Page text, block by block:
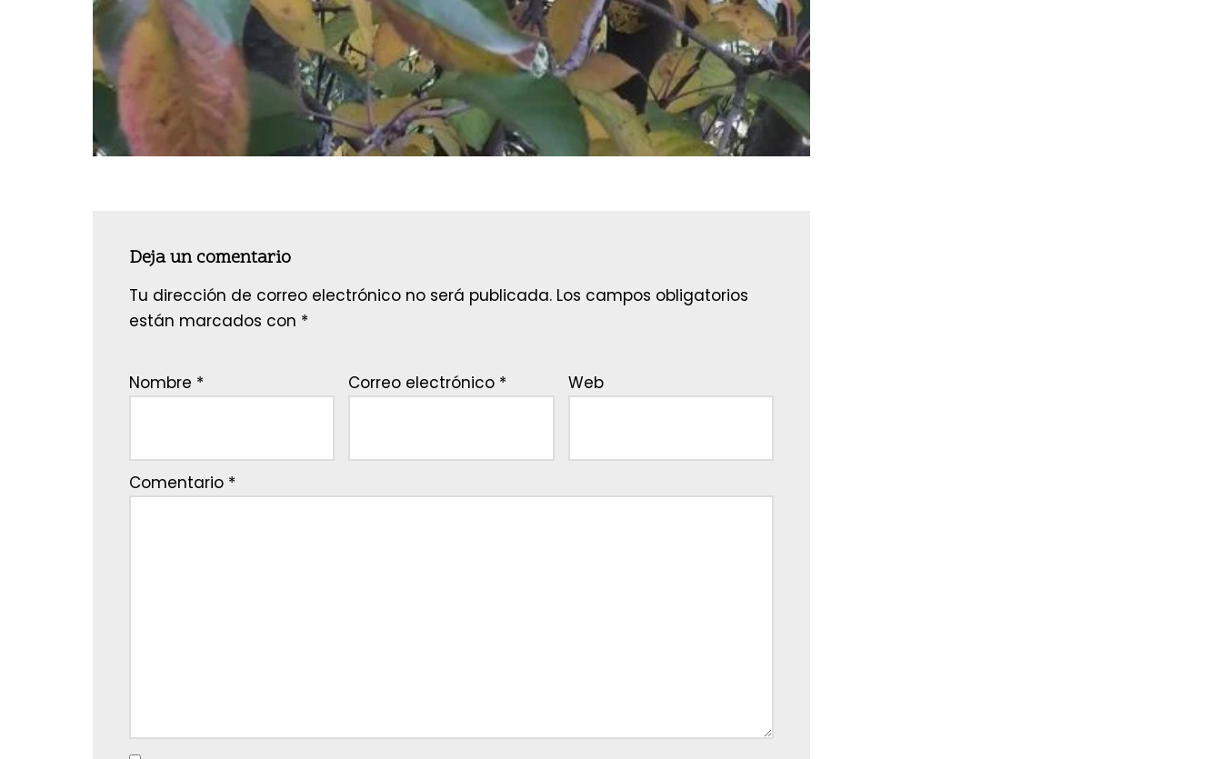
Deja un comentario
Tu dirección de correo electrónico no será publicada. Los campos obligatorios
están marcados con *
Nombre * Correo electrónico * Web
Comentario *